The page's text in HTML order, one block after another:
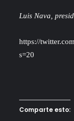
Luis Nava,
https://
s=20
Comparte esto: